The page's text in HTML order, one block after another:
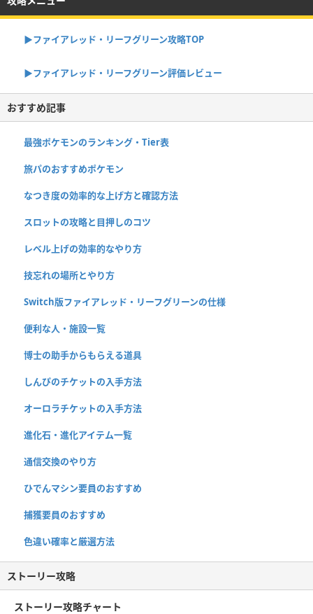
▶︎ファイアレッド・リーフグリーン攻略TOP
▶︎ファイアレッド・リーフグリーン評価レビュー
おすすめ記事
最強ポケモンのランキング・Tier表
旅パのおすすめポケモン
なつき度の効率的な上げ方と確認方法
スロットの攻略と目押しのコツ
レベル上げの効率的なやり方
技忘れの場所とやり方
Switch版ファイアレッド・リーフグリーンの仕様
便利な人・施設一覧
博士の助手からもらえる道具
しんぴのチケットの入手方法
オーロラチケットの入手方法
進化石・進化アイテム一覧
通信交換のやり方
ひでんマシン要員のおすすめ
捕獲要員のおすすめ
色違い確率と厳選方法
ストーリー攻略
ストーリー攻略チャート